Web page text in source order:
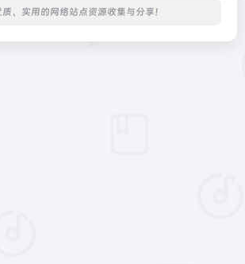
、实用的网络站点资源收集与分享！